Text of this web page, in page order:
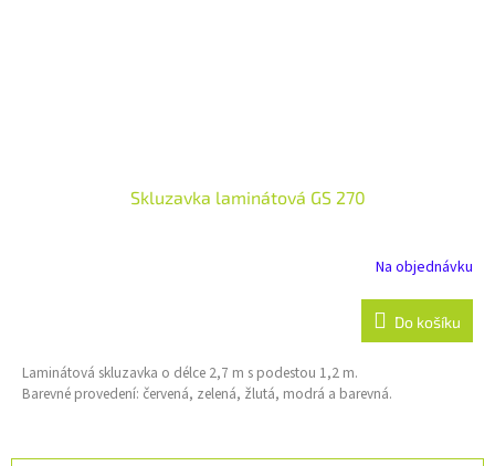
Skluzavka laminátová GS 270
Na objednávku
Do košíku
Laminátová skluzavka o délce 2,7 m s podestou 1,2 m.
Barevné provedení: červená, zelená, žlutá, modrá a barevná.